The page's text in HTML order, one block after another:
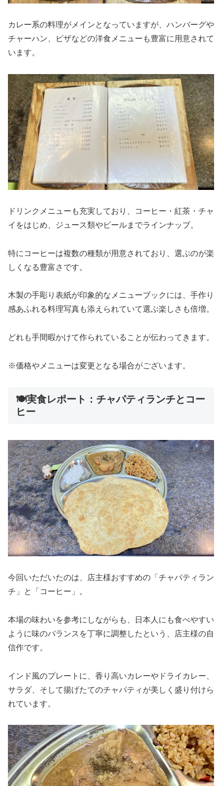
カレー系の料理がメインとなっていますが、ハンバーグや
チャーハン、ピザなどの洋食メニューも豊富に用意されて
います。
ドリンクメニューも充実しており、コーヒー・紅茶・チャ
イをはじめ、ジュース類やビールまでラインナップ。
特にコーヒーは複数の種類が用意されており、選ぶのが楽
しくなる豊富さです。
木製の手彫り表紙が印象的なメニューブックには、手作り
感あふれる料理写真も添えられていて選ぶ楽しさも倍増。
どれも手間暇かけて作られていることが伝わってきます。
※価格やメニューは変更となる場合がございます。
🍽️実食レポート：チャパティランチとコー
ヒー
今回いただいたのは、店主様おすすめの「チャパティラン
チ」と「コーヒー」。
本場の味わいを参考にしながらも、日本人にも食べやすい
ように味のバランスを丁寧に調整したという、店主様の自
信作です。
インド風のプレートに、香り高いカレーやドライカレー、
サラダ、そして揚げたてのチャパティが美しく盛り付けら
れています。